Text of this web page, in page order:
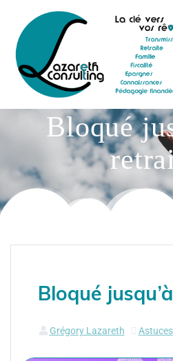
Bloqué
Bloqué
Grégory Lazareth Astuces